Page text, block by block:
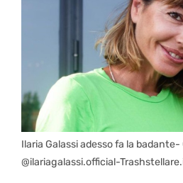
Ilaria Galassi adesso fa la
@ilariagalassi.official-